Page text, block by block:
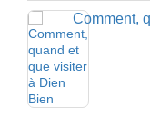
Comment,